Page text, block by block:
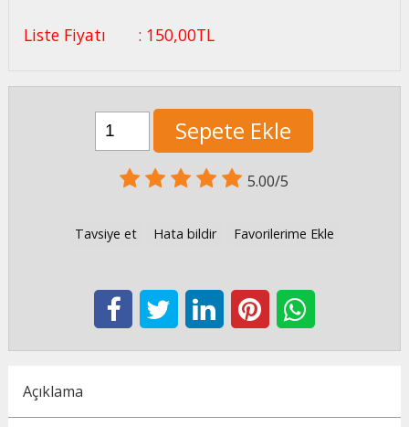
Liste Fiyatı : 150,00TL
Sepete Ekle
5.00/5
Tavsiye et Hata bildir Favorilerime Ekle
Açıklama